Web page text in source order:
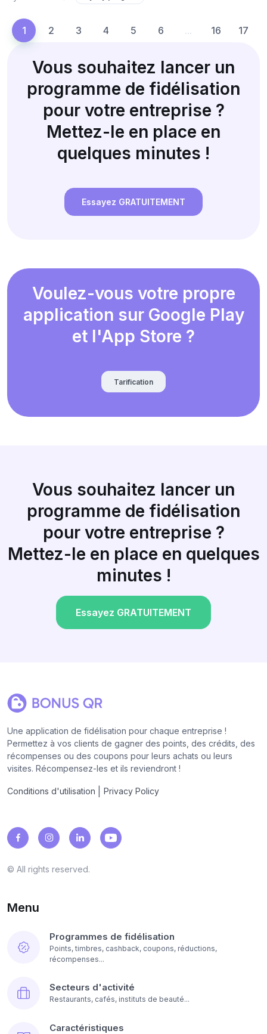
1 2 3 4 5 6 ... 16 17
Vous souhaitez lancer un
programme de fidélisation
pour votre entreprise ?
Mettez-le en place en
quelques minutes !
Essayez GRATUITEMENT
Voulez-vous votre propre
application sur Google Play
et l'App Store ?
Tarification
Vous souhaitez lancer un
programme de fidélisation
pour votre entreprise ?
Mettez-le en place en quelques
minutes !
Essayez GRATUITEMENT
Une application de fidélisation pour chaque entreprise !
Permettez à vos clients de gagner des points, des crédits, des
récompenses ou des coupons pour leurs achats ou leurs
visites. Récompensez-les et ils reviendront !
Conditions d'utilisation Privacy Policy
© All rights reserved.
Menu
Programmes de fidélisation
Points, timbres, cashback, coupons, réductions,
récompenses...
Secteurs d'activité
Restaurants, cafés, instituts de beauté...
Caractéristiques